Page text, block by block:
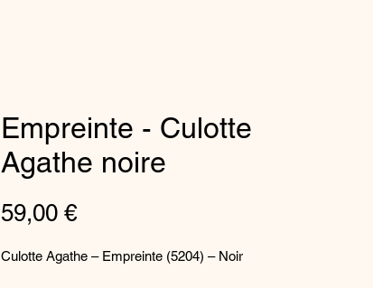
Empreinte - Culotte
Agathe noire
59,00 €Preis
Culotte Agathe – Empreinte (5204) – Noir